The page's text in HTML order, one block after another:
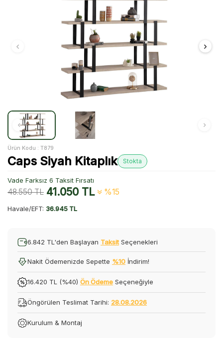
Ürün Kodu : T879
Caps Siyah Kitaplık Stokta
Vade Farksız 6 Taksit Fırsatı
48.550TL 41.050TL %15
Havale/EFT: 36.945 TL
6.842 TL'den Başlayan Taksit Seçenekleri
Nakit Ödemenizde Sepette %10 İndirim!
16.420 TL (%40) Ön Ödeme Seçeneğiyle
Öngörülen Teslimat Tarihi: 28.08.2026
Kurulum & Montaj